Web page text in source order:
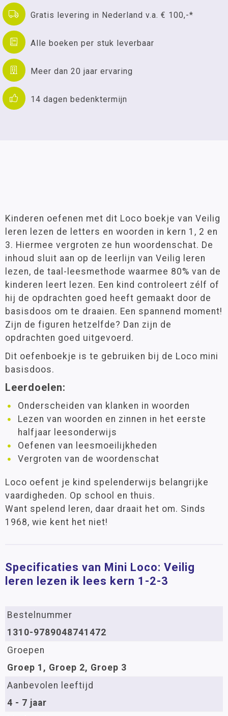
Gratis levering in Nederland v.a. € 100,-*
Alle boeken per stuk leverbaar
Meer dan 20 jaar ervaring
14 dagen bedenktermijn
Kinderen oefenen met dit Loco boekje van Veilig
leren lezen de letters en woorden in kern 1, 2 en
3. Hiermee vergroten ze hun woordenschat. De
inhoud sluit aan op de leerlijn van Veilig leren
lezen, de taal-leesmethode waarmee 80% van de
kinderen leert lezen. Een kind controleert zélf of
hij de opdrachten goed heeft gemaakt door de
basisdoos om te draaien. Een spannend moment!
Zijn de figuren hetzelfde? Dan zijn de
opdrachten goed uitgevoerd.
Dit oefenboekje is te gebruiken bij de Loco mini
basisdoos.
Leerdoelen:
Onderscheiden van klanken in woorden
Lezen van woorden en zinnen in het eerste
halfjaar leesonderwijs
Oefenen van leesmoeilijkheden
Vergroten van de woordenschat
Loco oefent je kind spelenderwijs belangrijke
vaardigheden. Op school en thuis.
Want spelend leren, daar draait het om. Sinds
1968, wie kent het niet!
Specificaties van Mini Loco: Veilig
leren lezen ik lees kern 1-2-3
Bestelnummer
1310-9789048741472
Groepen
Groep 1, Groep 2, Groep 3
Aanbevolen leeftijd
4 - 7 jaar